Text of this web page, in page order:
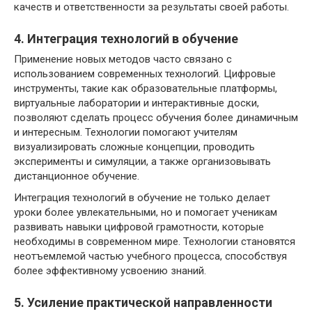
качеств и ответственности за результаты своей работы.
4. Интеграция технологий в обучение
Применение новых методов часто связано с
использованием современных технологий. Цифровые
инструменты, такие как образовательные платформы,
виртуальные лаборатории и интерактивные доски,
позволяют сделать процесс обучения более динамичным
и интересным. Технологии помогают учителям
визуализировать сложные концепции, проводить
эксперименты и симуляции, а также организовывать
дистанционное обучение.
Интеграция технологий в обучение не только делает
уроки более увлекательными, но и помогает ученикам
развивать навыки цифровой грамотности, которые
необходимы в современном мире. Технологии становятся
неотъемлемой частью учебного процесса, способствуя
более эффективному усвоению знаний.
5. Усиление практической направленности